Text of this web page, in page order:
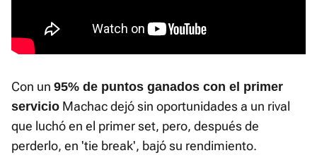
Con un 95% de puntos ganados con el primer
servicio Machac dejó sin oportunidades a un rival
que luchó en el primer set, pero, después de
perderlo, en 'tie break', bajó su rendimiento.